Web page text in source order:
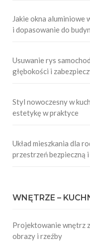
Jakie okna aluminiowe
i dopasowanie do
Usuwanie rys
głębokości i
Styl nowoczesny w
estetykę w praktyce
Układ mieszkania dla
przestrzeń bezpieczną
WNĘTRZE –
Projektowanie wnętrz
obrazy i rzeźby